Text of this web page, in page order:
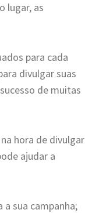
lugar, as
para cada
divulgar suas
de muitas
hora de divulgar
ajudar a
sua campanha;